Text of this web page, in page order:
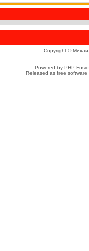
Copyright ©
Powered by PHP-
Released as free